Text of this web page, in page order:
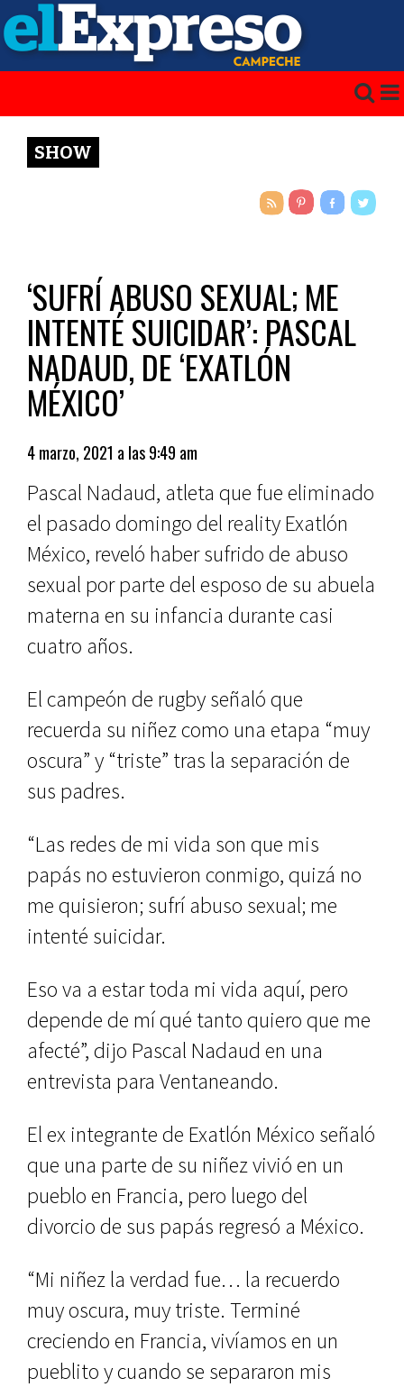
SHOW
‘SUFRÍ ABUSO SEXUAL; ME
INTENTÉ SUICIDAR’: PASCAL
NADAUD, DE ‘EXATLÓN
MÉXICO’
4 marzo, 2021 a las 9:49 am
Pascal Nadaud, atleta que fue eliminado
el pasado domingo del reality Exatlón
México, reveló haber sufrido de abuso
sexual por parte del esposo de su abuela
materna en su infancia durante casi
cuatro años.
El campeón de rugby señaló que
recuerda su niñez como una etapa “muy
oscura” y “triste” tras la separación de
sus padres.
“Las redes de mi vida son que mis
papás no estuvieron conmigo, quizá no
me quisieron; sufrí abuso sexual; me
intenté suicidar.
Eso va a estar toda mi vida aquí, pero
depende de mí qué tanto quiero que me
afecté”, dijo Pascal Nadaud en una
entrevista para Ventaneando.
El ex integrante de Exatlón México señaló
que una parte de su niñez vivió en un
pueblo en Francia, pero luego del
divorcio de sus papás regresó a México.
“Mi niñez la verdad fue… la recuerdo
muy oscura, muy triste. Terminé
creciendo en Francia, vivíamos en un
pueblito y cuando se separaron mis